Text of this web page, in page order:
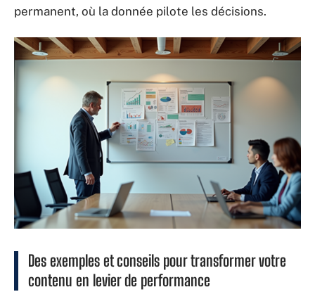
permanent, où la donnée pilote les décisions.
Des exemples et conseils pour transformer votre
contenu en levier de performance